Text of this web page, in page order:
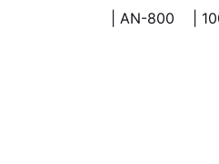
| AN-800